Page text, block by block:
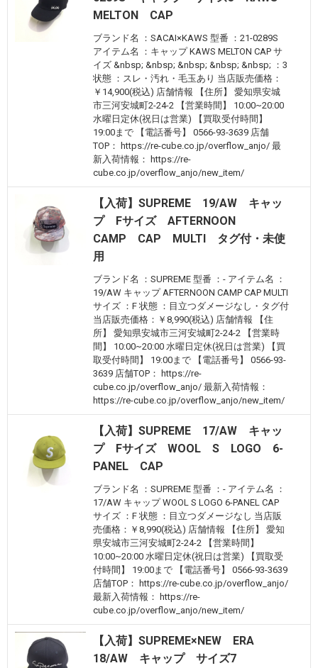
MELTON CAP
ブランド名 ：SACAI×KAWS 型番 ：21-0289S
アイテム名 ：キャップ KAWS MELTON CAP サ
イズ &nbsp; &nbsp; &nbsp; &nbsp; &nbsp; ：3
状態 ：スレ・汚れ・毛玉あり 当店販売価格：
￥14,900(税込) 店舗情報 【住所】 愛知県安城
市三河安城町2-24-2 【営業時間】 10:00~20:00
水曜日定休(祝日は営業) 【買取受付時間】
19:00まで 【電話番号】 0566-93-3639 店舗
TOP： https://re-cube.co.jp/overflow_anjo/ 最
新入荷情報： https://re-
cube.co.jp/overflow_anjo/new_item/
【入荷】SUPREME 19/AW キャッ
プ Fサイズ AFTERNOON
CAMP CAP MULTI タグ付・未使
用
ブランド名 ：SUPREME 型番 ：- アイテム名 ：
19/AW キャップ AFTERNOON CAMP CAP MULTI
サイズ ：F 状態 ：目立つダメージなし・タグ付
当店販売価格：￥8,990(税込) 店舗情報 【住
所】 愛知県安城市三河安城町2-24-2 【営業時
間】 10:00~20:00 水曜日定休(祝日は営業) 【買
取受付時間】 19:00まで 【電話番号】 0566-93-
3639 店舗TOP： https://re-
cube.co.jp/overflow_anjo/ 最新入荷情報：
https://re-cube.co.jp/overflow_anjo/new_item/
【入荷】SUPREME 17/AW キャッ
プ Fサイズ WOOL S LOGO 6-
PANEL CAP
ブランド名 ：SUPREME 型番 ：- アイテム名 ：
17/AW キャップ WOOL S LOGO 6-PANEL CAP
サイズ ：F 状態 ：目立つダメージなし 当店販
売価格：￥8,990(税込) 店舗情報 【住所】 愛知
県安城市三河安城町2-24-2 【営業時間】
10:00~20:00 水曜日定休(祝日は営業) 【買取受
付時間】 19:00まで 【電話番号】 0566-93-3639
店舗TOP： https://re-cube.co.jp/overflow_anjo/
最新入荷情報： https://re-
cube.co.jp/overflow_anjo/new_item/
【入荷】SUPREME×NEW ERA
18/AW キャップ サイズ7